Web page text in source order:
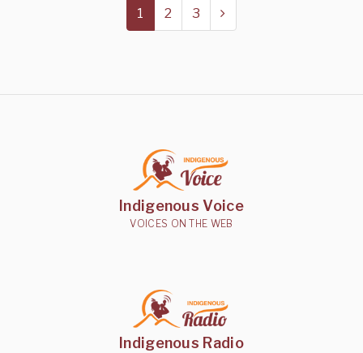
1 2 3
Indigenous Voice
VOICES ON THE WEB
Indigenous Radio